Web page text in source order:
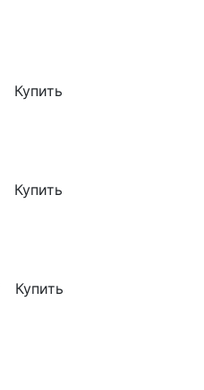
Купить
Купить
Купить